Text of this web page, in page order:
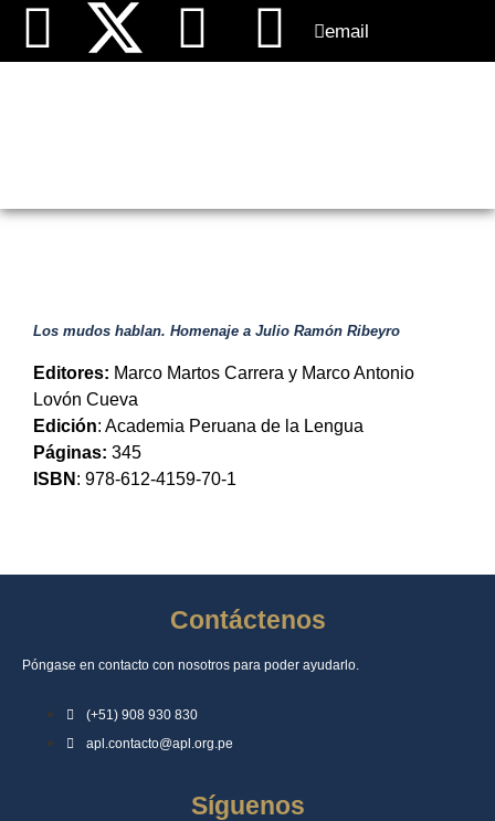
email
Los mudos hablan. Homenaje a Julio Ramón Ribeyro
Editores: Marco Martos Carrera y Marco Antonio
Lovón Cueva
Edición: Academia Peruana de la Lengua
Páginas: 345
ISBN : 978-612-4159-70-1
Contáctenos
Póngase en contacto con nosotros para poder ayudarlo.
(+51) 908 930 830
apl.contacto@apl.org.pe
Síguenos